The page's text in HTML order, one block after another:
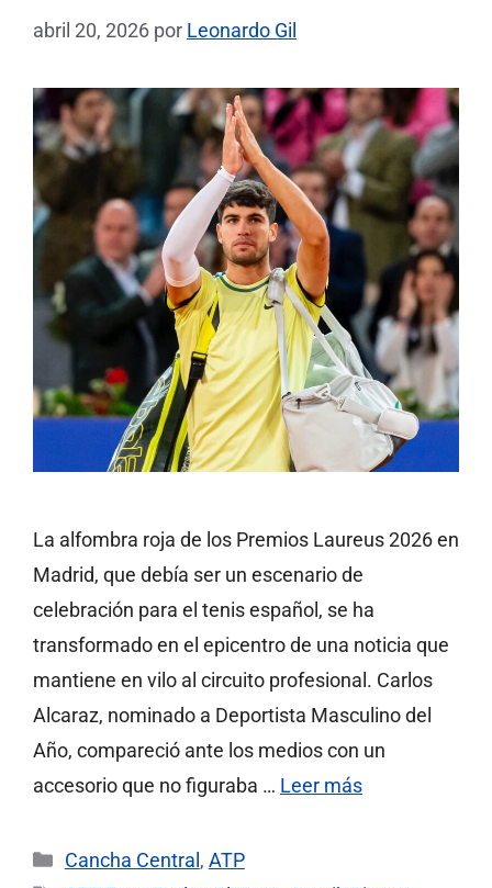
abril 20, 2026 por Leonardo Gil
La alfombra roja de los Premios Laureus 2026 en
Madrid, que debía ser un escenario de
celebración para el tenis español, se ha
transformado en el epicentro de una noticia que
mantiene en vilo al circuito profesional. Carlos
Alcaraz, nominado a Deportista Masculino del
Año, compareció ante los medios con un
accesorio que no figuraba … Leer más
Categorías
Cancha Central, ATP